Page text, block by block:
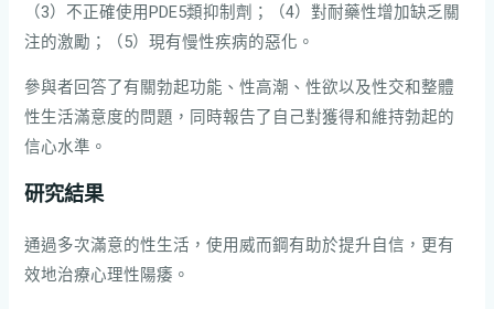
（3）不正確使用PDE5類抑制劑；（4）對耐藥性增加缺乏關
注的激勵；（5）現有慢性疾病的惡化。
參與者回答了有關勃起功能、性高潮、性欲以及性交和整體
性生活滿意度的問題，同時報告了自己對獲得和維持勃起的
信心水準。
研究結果
通過多次滿意的性生活，使用威而鋼有助於提升自信，更有
效地治療心理性陽痿。